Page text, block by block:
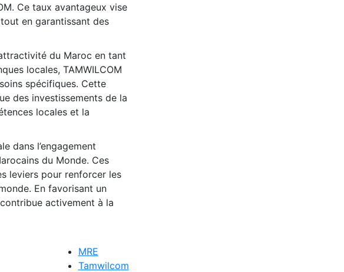
Ce taux avantageux vise
en garantissant des
du Maroc en tant
locales, TAMWILCOM
spécifiques. Cette
des investissements de la
locales et la
dans l’engagement
du Monde. Ces
leviers pour renforcer les
En favorisant un
activement à la
MRE
Tamwilcom